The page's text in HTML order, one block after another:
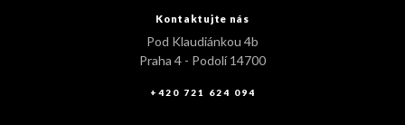
Kontaktujte nás
Pod Klaudiánkou 4b
Praha 4 - Podolí 14700
+420 721 624 094